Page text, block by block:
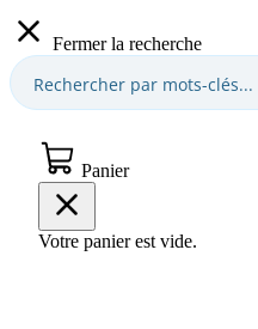
Fermer la recherche
Panier
Votre panier est vide.